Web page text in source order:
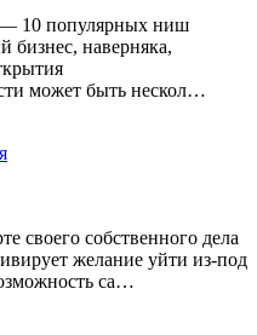
— 10 популярных ниш
бизнес, наверняка,
может быть нескол…
своего собственного дела
желание уйти из-под
са…